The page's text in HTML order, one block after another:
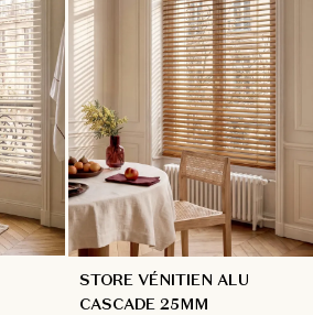
STORE VÉNITIEN ALU
CASCADE 25MM